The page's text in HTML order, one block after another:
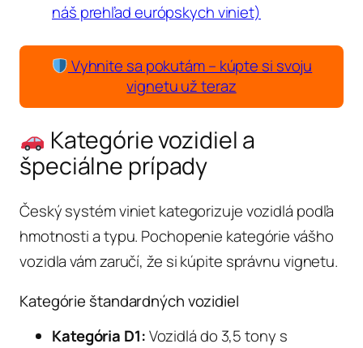
náš prehľad európskych viniet)
Vyhnite sa pokutám – kúpte si svoju
vignetu už teraz
Kategórie vozidiel a
špeciálne prípady
Český systém viniet kategorizuje vozidlá podľa
hmotnosti a typu. Pochopenie kategórie vášho
vozidla vám zaručí, že si kúpite správnu vignetu.
Kategórie štandardných vozidiel
Kategória D1:Vozidlá do 3,5 tony s